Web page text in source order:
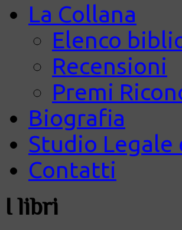
La Collana
Elenco
Recensioni
Premi
Biografia
Studio Legale
Contatti
I libri